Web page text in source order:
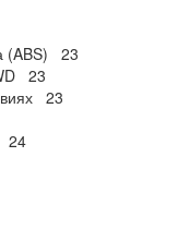
(ABS) 23
23
23
24